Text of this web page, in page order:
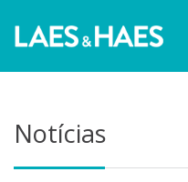
Notícias